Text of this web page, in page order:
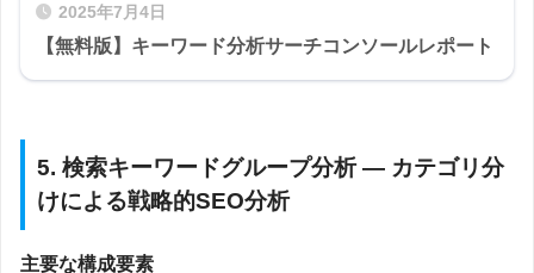
2025年7月4日
【無料版】キーワード分析サーチコンソールレポート
5. 検索キーワードグループ分析 — カテゴリ分
けによる戦略的SEO分析
主要な構成要素